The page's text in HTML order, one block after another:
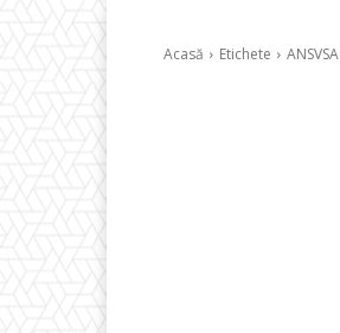
Acasă Etichete ANSVSA